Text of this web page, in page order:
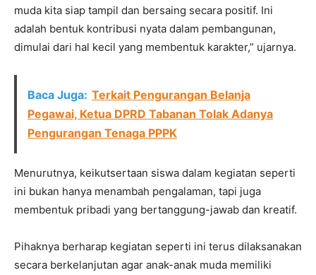
muda kita siap tampil dan bersaing secara positif. Ini
adalah bentuk kontribusi nyata dalam pembangunan,
dimulai dari hal kecil yang membentuk karakter,” ujarnya.
Baca Juga: Terkait Pengurangan Belanja
Pegawai, Ketua DPRD Tabanan Tolak Adanya
Pengurangan Tenaga PPPK
Menurutnya, keikutsertaan siswa dalam kegiatan seperti
ini bukan hanya menambah pengalaman, tapi juga
membentuk pribadi yang bertanggung-jawab dan kreatif.
Pihaknya berharap kegiatan seperti ini terus dilaksanakan
secara berkelanjutan agar anak-anak muda memiliki